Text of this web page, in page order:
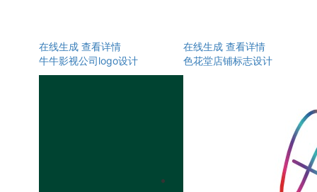
在线生成 查看详情
牛牛影视公司logo设计
在线生成 查看详情
色花堂店铺标志设计